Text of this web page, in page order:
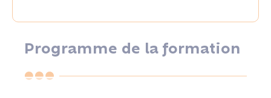
Programme de la formation